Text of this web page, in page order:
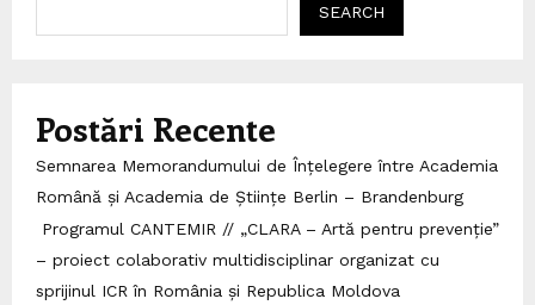
SEARCH
Postări Recente
Semnarea Memorandumului de Înțelegere între Academia
Română și Academia de Științe Berlin – Brandenburg
Programul CANTEMIR // „CLARA – Artă pentru prevenție”
– proiect colaborativ multidisciplinar organizat cu
sprijinul ICR în România și Republica Moldova